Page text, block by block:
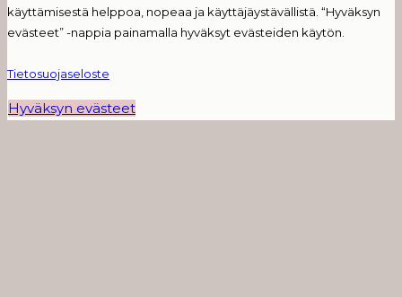
käyttämisestä helppoa, nopeaa ja käyttäjäystävällistä. “Hyväksyn
evästeet” -nappia painamalla hyväksyt evästeiden käytön.
Tietosuojaseloste
Hyväksyn evästeet